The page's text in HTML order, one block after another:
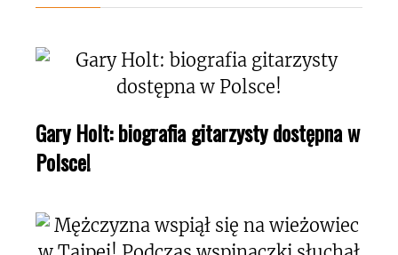
Gary Holt: biografia gitarzysty dostępna w
Polsce!